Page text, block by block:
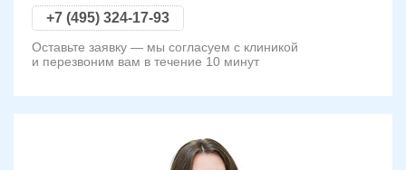
+7 (495) 324-17-93
Оставьте заявку — мы согласуем с клиникой
и перезвоним вам в течение 10 минут